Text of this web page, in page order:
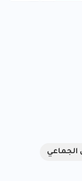
الجماعي